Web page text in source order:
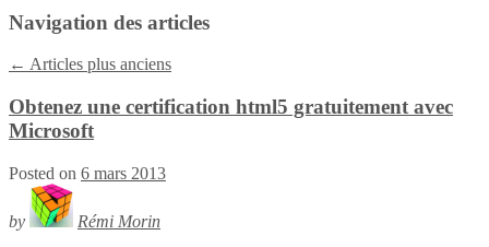
Navigation des articles
← Articles plus anciens
Obtenez une certification html5 gratuitement avec
Microsoft
Posted on 6 mars 2013
by
Rémi Morin